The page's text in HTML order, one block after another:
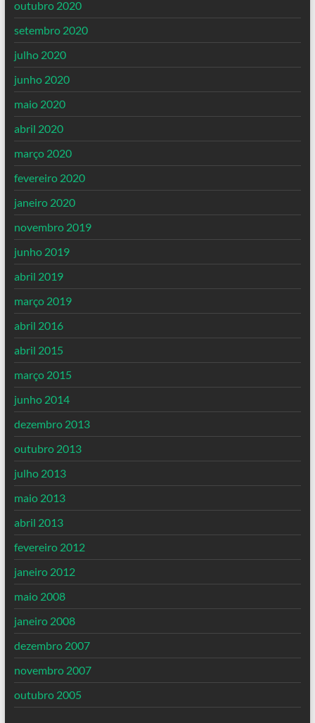
outubro 2020
setembro 2020
julho 2020
junho 2020
maio 2020
abril 2020
março 2020
fevereiro 2020
janeiro 2020
novembro 2019
junho 2019
abril 2019
março 2019
abril 2016
abril 2015
março 2015
junho 2014
dezembro 2013
outubro 2013
julho 2013
maio 2013
abril 2013
fevereiro 2012
janeiro 2012
maio 2008
janeiro 2008
dezembro 2007
novembro 2007
outubro 2005